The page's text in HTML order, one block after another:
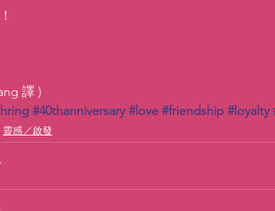
譯 )
#40thanniversary #love #friendship #loyalty
靈感／啟發